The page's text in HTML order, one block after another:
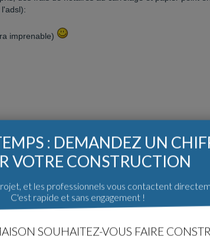
imprenable)
emplacement des radiants électriques
: DEMANDEZ UN
VOTRE CONSTRUCTION
et les professionnels vous contactent
C'est rapide et sans engagement !
SOUHAITEZ-VOUS FAIRE